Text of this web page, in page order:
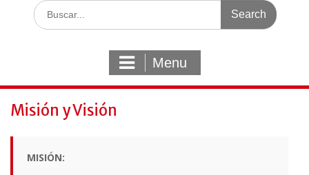
Search
for:
Menu
Misión y Visión
MISIÓN: